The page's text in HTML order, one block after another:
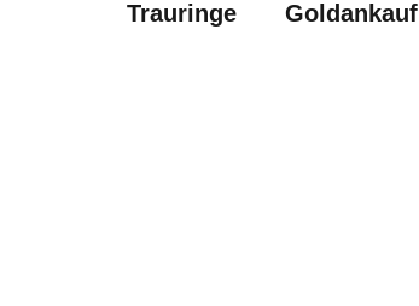
Trauringe Goldankauf